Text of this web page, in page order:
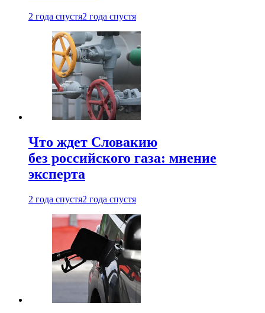
2 года спустя2 года спустя
Что ждет Словакию
без российского газа: мнение
эксперта
2 года спустя2 года спустя